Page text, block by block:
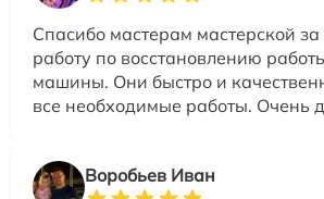
Спасибо мастерам мастерской
работу по восстановлению
машины. Они быстро и
все необходимые работы. Очень
Воробьев Иван